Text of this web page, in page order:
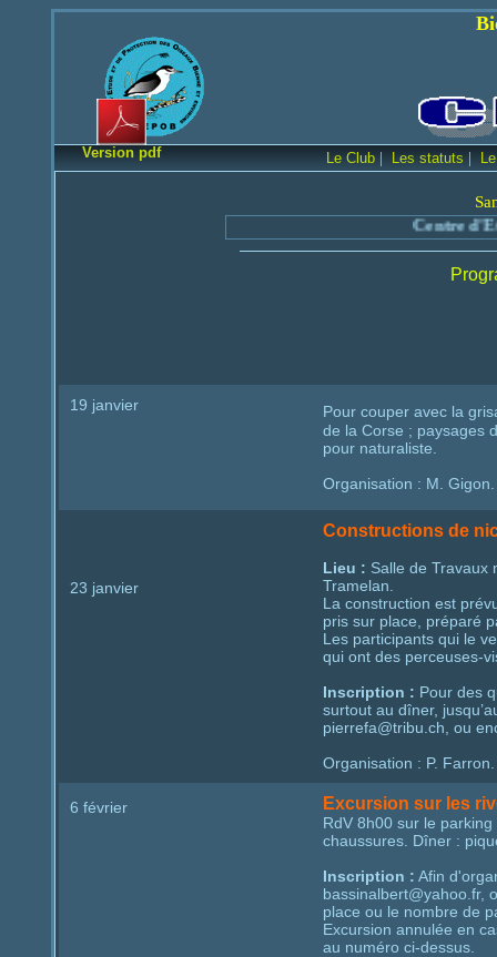
Bienvenue sur
Le Club| Les statuts |
Centre
19 janvier
Pour couper avec la
de la Corse ; paysages
pour naturaliste.
Organisation : M. Gigon.
23 janvier
Constructions de
Lieu : Salle de Travaux
Tramelan.
La construction est
pris sur place, préparé
Les participants qui le
qui ont des perceuses-
Inscription : Pour des
surtout au dîner,
pierrefa@tribu.ch, ou
Organisation : P. Farron.
6 février Excursion sur les
RdV 8h00 sur le
chaussures. Dîner :
Inscription : Afin
bassinalbert@yahoo.fr,
place ou le nombre de
Excursion annulée en
au numéro ci-dessus.
Version pdf